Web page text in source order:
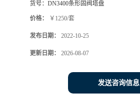
货号： DN3400条形固阀塔盘
价格： ￥1250/套
发布日期： 2022-10-25
更新日期： 2026-08-07
发送咨询信息